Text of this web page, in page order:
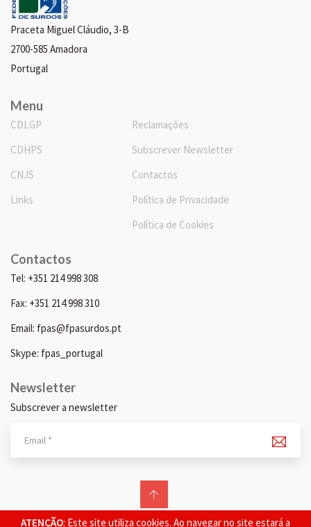
ATENÇÃO: Este site utiliza cookies. Ao navegar no site estará a
Praceta Miguel Cláudio, 3-B
2700-585 Amadora
Portugal
Menu
CDLGP
CDHPS
CNJS
Links
Reclamações
Subscrever Newsletter
Contactos
Política de Privacidade
Política de Cookies
Contactos
Tel: +351 214 998 308
Fax: +351 214 998 310
Email: fpas@fpasurdos.pt
Skype: fpas_portugal
Newsletter
Subscrever a newsletter
© 2026 FPAS. Todos os direitos reservados.